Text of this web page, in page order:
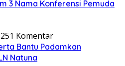
3 Nama Konferensi Pemuda
1 Komentar
Bantu Padamkan
Natuna